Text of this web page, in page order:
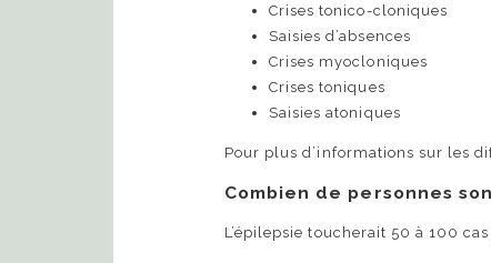
Crises tonico-cloniques
Saisies d’absences
Crises myocloniques
Crises toniques
Saisies atoniques
Pour plus d’informations sur les
Combien de personnes
L’épilepsie toucherait 50 à 100